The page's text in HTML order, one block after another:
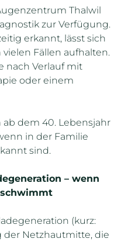
Thalwil
zur Verfügung.
erkannt, lässt sich
Fällen aufhalten.
nach Verlauf mit
oder einem
dem 40. Lebensjahr
in der Familie
sind.
– wenn
(kurz:
der Netzhautmitte, die